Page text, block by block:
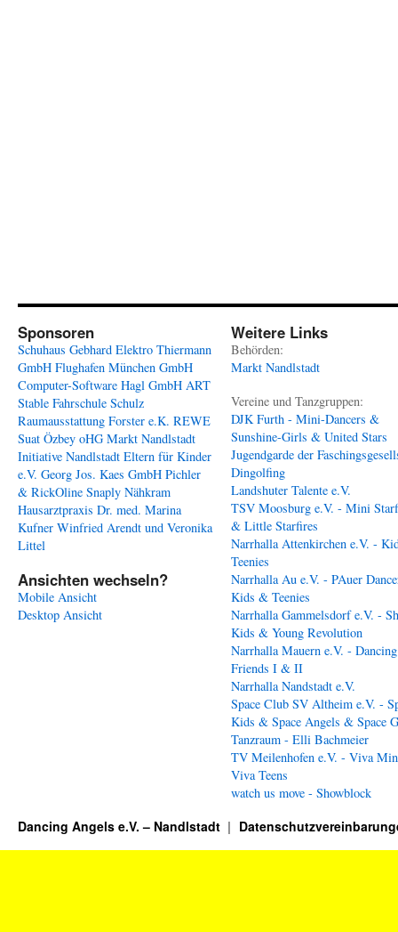
Sponsoren
Schuhaus Gebhard Elektro Thiermann
GmbH Flughafen München GmbH
Computer-Software Hagl GmbH ART
Stable Fahrschule Schulz
Raumausstattung Forster e.K. REWE
Suat Özbey oHG Markt Nandlstadt
Initiative Nandlstadt Eltern für Kinder
e.V. Georg Jos. Kaes GmbH Pichler
& RickOline Snaply Nähkram
Hausarztpraxis Dr. med. Marina
Kufner Winfried Arendt und Veronika
Littel
Ansichten wechseln?
Mobile Ansicht
Desktop Ansicht
Weitere Links
Behörden:
Markt Nandlstadt
Vereine und Tanzgruppen:
DJK Furth - Mini-Dancers &
Sunshine-Girls & United Stars
Jugendgarde der
Dingolfing
Landshuter Talente e.V.
TSV Moosburg e.V. - Mini
& Little Starfires
Narrhalla Attenkirchen e.V. -
Teenies
Narrhalla Au e.V. - PAuer
Kids & Teenies
Narrhalla Gammelsdorf e.V. -
Kids & Young Revolution
Narrhalla Mauern e.V. - Dancing
Friends I & II
Narrhalla Nandstadt e.V.
Space Club SV Altheim e.V. -
Kids & Space Angels & Space
Tanzraum - Elli Bachmeier
TV Meilenhofen e.V. - Viva
Viva Teens
watch us move - Showblock
Dancing Angels e.V. – Nandlstadt